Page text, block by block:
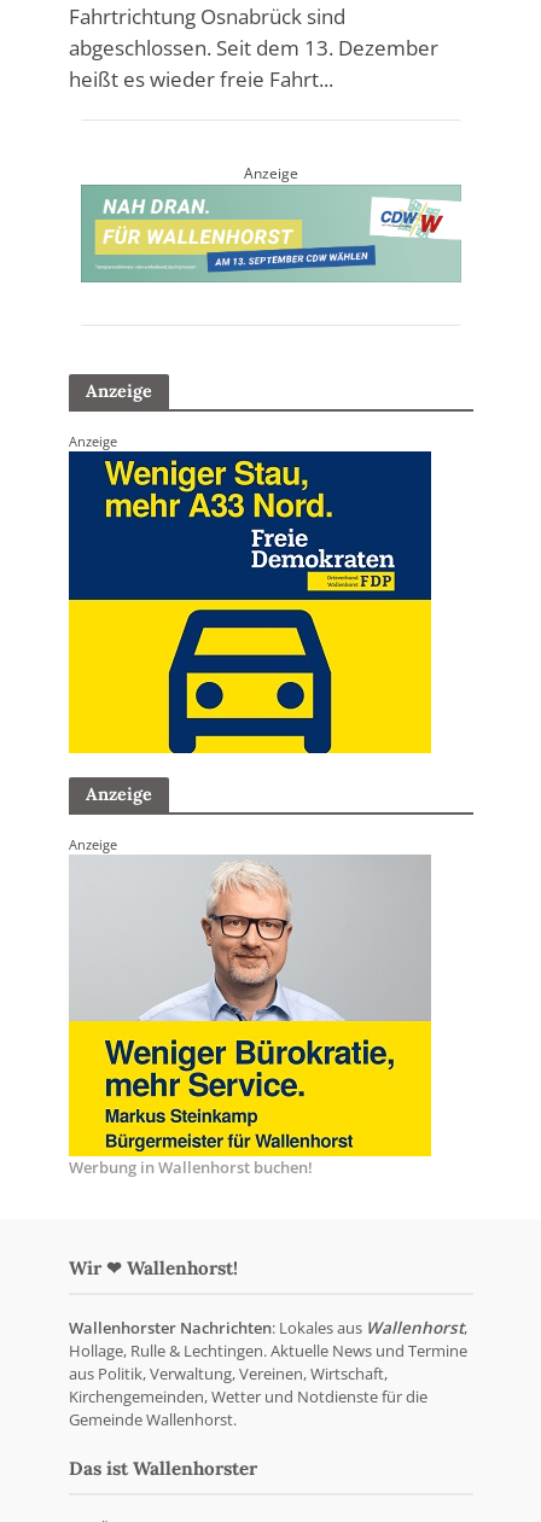
Fahrtrichtung Osnabrück sind
abgeschlossen. Seit dem 13. Dezember
heißt es wieder freie Fahrt...
Anzeige
Anzeige
Anzeige
Anzeige
Anzeige
Werbung in Wallenhorst buchen!
Wir ❤ Wallenhorst!
Wallenhorster Nachrichten: Lokales aus Wallenhorst,
Hollage, Rulle & Lechtingen. Aktuelle News und Termine
aus Politik, Verwaltung, Vereinen, Wirtschaft,
Kirchengemeinden, Wetter und Notdienste für die
Gemeinde Wallenhorst.
Das ist Wallenhorster